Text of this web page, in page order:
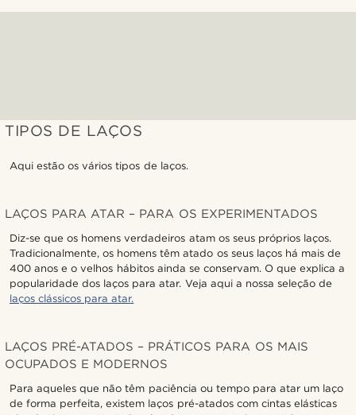
TIPOS DE LAÇOS
Aqui estão os vários tipos de laços.
LAÇOS PARA ATAR – PARA OS EXPERIMENTADOS
Diz-se que os homens verdadeiros atam os seus próprios laços.
Tradicionalmente, os homens têm atado os seus laços há mais de
400 anos e o velhos hábitos ainda se conservam. O que explica a
popularidade dos laços para atar. Veja aqui a nossa seleção de
laços clássicos para atar.
LAÇOS PRÉ-ATADOS – PRÁTICOS PARA OS MAIS
OCUPADOS E MODERNOS
Para aqueles que não têm paciência ou tempo para atar um laço
de forma perfeita, existem laços pré-atados com cintas elásticas